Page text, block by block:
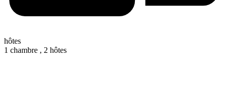
hôtes
1 chambre , 2 hôtes